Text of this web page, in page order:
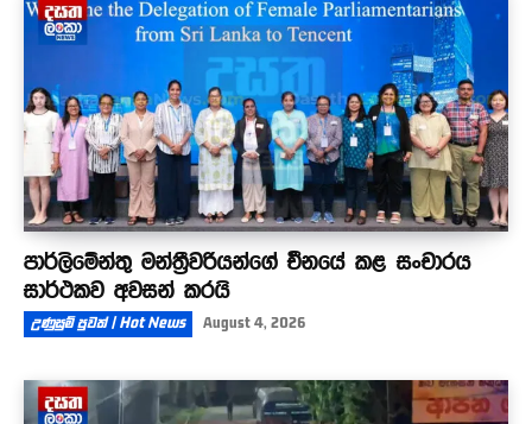
පාර්ලිමේන්තු මන්ත්‍රීවරියන්ගේ චීනයේ කළ සංචාරය
සාර්ථකව අවසන් කරයි
උණුසුම් පුවත් | Hot News August 4, 2026